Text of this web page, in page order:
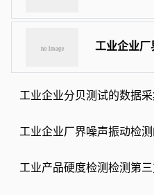
工业企业
工业企业分贝测试的数据
工业企业厂界噪声振动检
工业产品硬度检测检测第